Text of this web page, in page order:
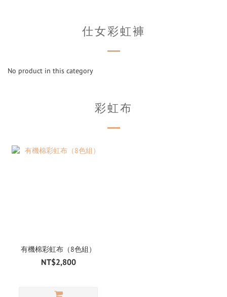
仕女彩虹褲
No product in this category
彩虹布
有機棉彩虹布（8色組）
NT$2,800